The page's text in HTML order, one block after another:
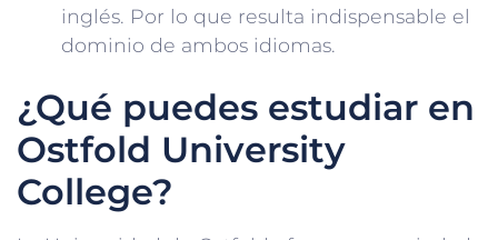
inglés. Por lo que resulta indispensable el
dominio de ambos idiomas.
¿Qué puedes estudiar en
Ostfold University
College?